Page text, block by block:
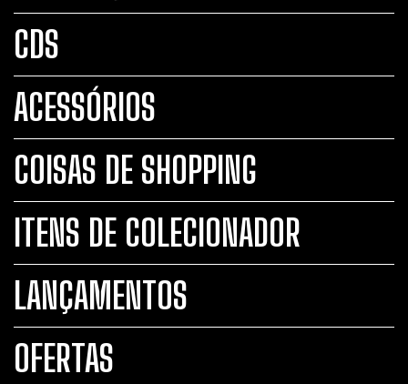
CDS
ACESSÓRIOS
COISAS DE SHOPPING
ITENS DE COLECIONADOR
LANÇAMENTOS
OFERTAS